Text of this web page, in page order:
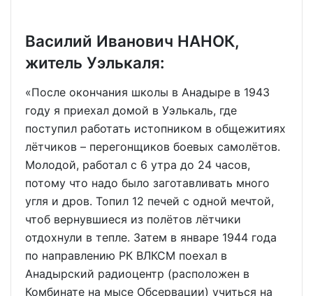
Василий Иванович НАНОК,
житель Уэлькаля:
«После окончания школы в Анадыре в 1943
году я приехал домой в Уэлькаль, где
поступил работать истопником в общежитиях
лётчиков – перегонщиков боевых самолётов.
Молодой, работал с 6 утра до 24 часов,
потому что надо было заготавливать много
угля и дров. Топил 12 печей с одной мечтой,
чтоб вернувшиеся из полётов лётчики
отдохнули в тепле. Затем в январе 1944 года
по направлению РК ВЛКСМ поехал в
Анадырский радиоцентр (расположен в
Комбинате на мысе Обсервации) учиться на